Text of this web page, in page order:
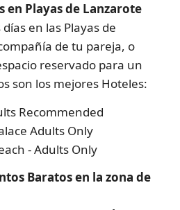
en Playas de Lanzarote
en las Playas de
de tu pareja, o
reservado para un
son los mejores Hoteles:
Recommended
Adults Only
- Adults Only
Baratos en la zona de